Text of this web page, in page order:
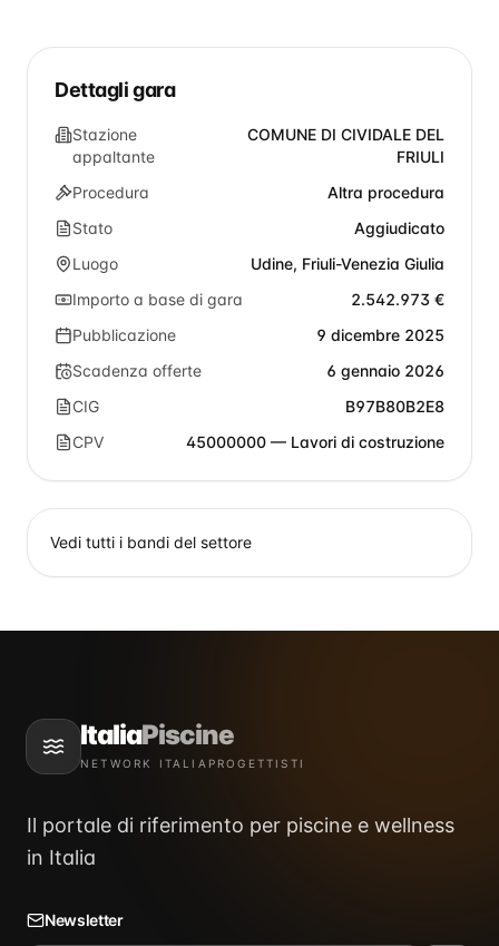
Dettagli gara
Stazione
appaltante
COMUNE DI CIVIDALE DEL
FRIULI
Procedura
Altra procedura
Stato
Aggiudicato
Luogo
Udine, Friuli-Venezia Giulia
Importo a base di gara
2.542.973 €
Pubblicazione
9 dicembre 2025
Scadenza offerte
6 gennaio 2026
CIG
B97B80B2E8
CPV
45000000 — Lavori di costruzione
Vedi tutti i bandi del settore
ItaliaPiscine
NETWORK ITALIAPROGETTISTI
Il portale di riferimento per piscine e wellness
in Italia
Newsletter